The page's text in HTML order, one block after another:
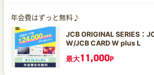
年会費はずっと無料♪
JCB ORIGINAL SERIES：
W/JCB CARD W plus L
最大11,000P